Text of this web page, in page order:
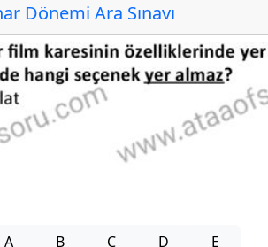
Dönemi Ara Sınavı
A B C D E